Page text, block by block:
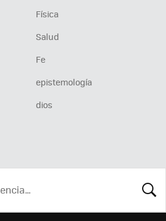
Física
Salud
Fe
epistemología
dios